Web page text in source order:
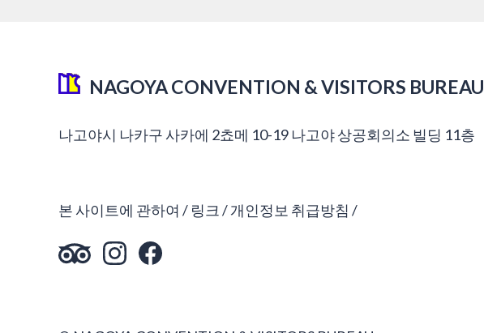
NAGOYA CONVENTION & VISITORS BUREAU
나고야시 나카구 사카에 2쵸메 10-19 나고야 상공회의소 빌딩 11층
본 사이트에 관하여 링크 개인정보 취급방침